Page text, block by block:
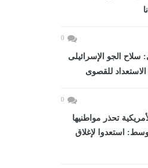
0
سلاح الجو الإسرائيلى
للقصوى
0
تحذر مواطنيها
استعدوا لإغلاق